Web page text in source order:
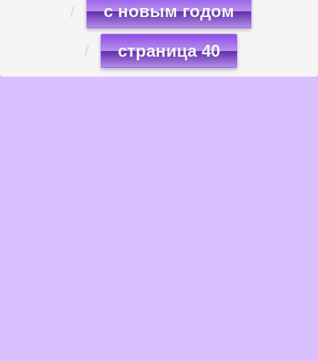
с новым годом
страница 40